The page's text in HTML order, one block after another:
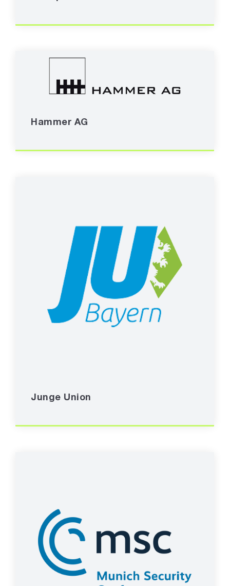
Hammer AG
Junge Union